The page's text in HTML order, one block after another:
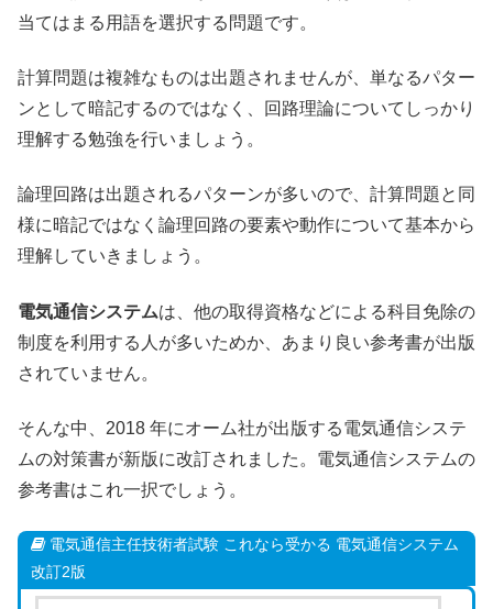
当てはまる用語を選択する問題です。
計算問題は複雑なものは出題されませんが、単なるパター
ンとして暗記するのではなく、回路理論についてしっかり
理解する勉強を行いましょう。
論理回路は出題されるパターンが多いので、計算問題と同
様に暗記ではなく論理回路の要素や動作について基本から
理解していきましょう。
電気通信システムは、他の取得資格などによる科目免除の
制度を利用する人が多いためか、あまり良い参考書が出版
されていません。
そんな中、2018 年にオーム社が出版する電気通信システ
ムの対策書が新版に改訂されました。電気通信システムの
参考書はこれ一択でしょう。
電気通信主任技術者試験 これなら受かる 電気通信システム
改訂2版